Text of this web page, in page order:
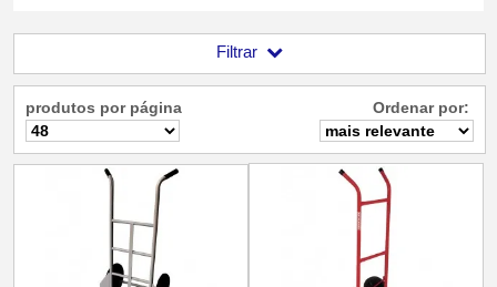
Filtrar
produtos por página Ordenar por: